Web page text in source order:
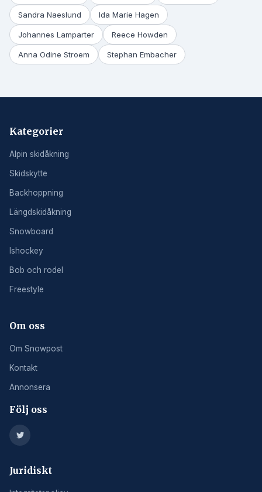
Sandra Naeslund Ida Marie Hagen
Johannes Lamparter Reece Howden
Anna Odine Stroem Stephan Embacher
Kategorier
Alpin skidåkning
Skidskytte
Backhoppning
Längdskidåkning
Snowboard
Ishockey
Bob och rodel
Freestyle
Om oss
Om Snowpost
Kontakt
Annonsera
Följ oss
Juridiskt